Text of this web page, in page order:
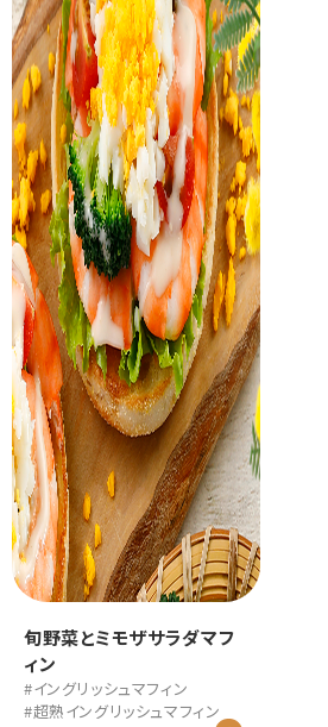
旬野菜とミモザサラダマフ
ィン
#イングリッシュマフィン
#超熟イングリッシュマフィン